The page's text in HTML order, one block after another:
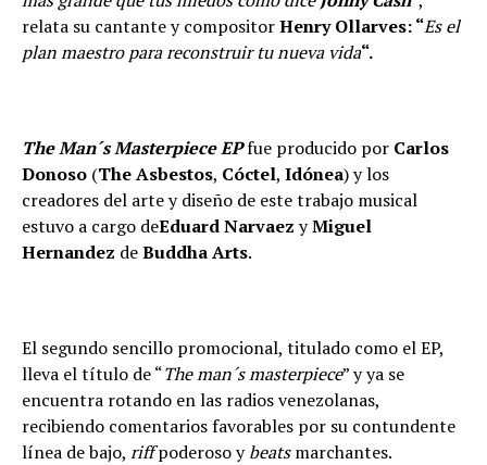
relata su cantante y compositorHenry Ollarves: “Es el
plan maestro para reconstruir tu nueva vida“.
The Man´s Masterpiece EPfue producido por Carlos
Donoso (The Asbestos, Cóctel, Idónea) y los
creadores del arte y diseño de este trabajo musical
estuvo a cargo deEduard Narvaez yMiguel
Hernandez deBuddha Arts.
El segundo sencillo promocional, titulado como el EP,
lleva el título de “The man´s masterpiece” y ya se
encuentra rotando en las radios venezolanas,
recibiendo comentarios favorables por su contundente
línea de bajo, riffpoderoso ybeatsmarchantes.